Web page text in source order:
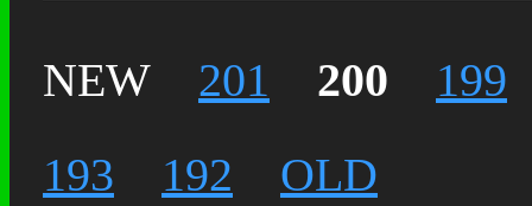
NEW 201 200
199
193
192 OLD